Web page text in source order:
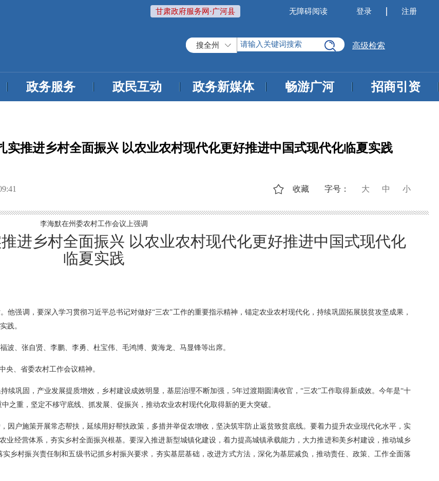
登录 注册
无障碍阅读
甘肃政府服务网·广河县
搜全州 高级检索
政务服务 政民互动 政务新媒体 畅游广河 招商引资
实推进乡村全面振兴 以农业农村现代化更好推进中国式现代化临夏实践
字号： 大 中 小
收藏
李海默在州委农村工作会议上强调
进乡村全面振兴 以农业农村现代化更好推进中国式现代化
临夏实践
他强调，要深入学习贯彻习近平总书记对做好“三农”工作的重要指示精神，锚定农业农村现代化，持续巩固拓展脱贫攻坚成果，
践。
、张自贤、李鹏、李勇、杜宝伟、毛鸿博、黄海龙、马显锋等出席。
央、省委农村工作会议精神。
续巩固，产业发展提质增效，乡村建设成效明显，基层治理不断加强，5年过渡期圆满收官，“三农”工作取得新成效。今年是“十
之重，坚定不移守底线、抓发展、促振兴，推动农业农村现代化取得新的更大突破。
因户施策开展常态帮扶，延续用好帮扶政策，多措并举促农增收，坚决筑牢防止返贫致贫底线。要着力提升农业现代化水平，实
业经营体系，夯实乡村全面振兴根基。要深入推进新型城镇化建设，着力提高城镇承载能力，大力推进和美乡村建设，推动城乡
乡村振兴责任制和五级书记抓乡村振兴要求，夯实基层基础，改进方式方法，深化为基层减负，推动责任、政策、工作全面落